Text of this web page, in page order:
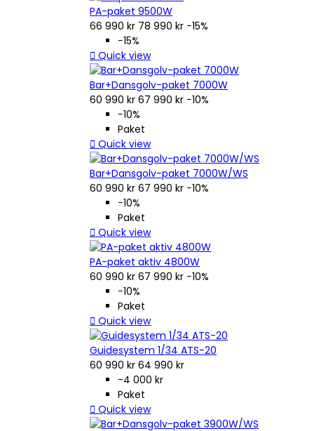
PA-paket 9500W
66 990 kr 78 990 kr −15%
−15%
 Quick view
Bar+Dansgolv-paket 7000W
60 990 kr 67 990 kr −10%
−10%
Paket
 Quick view
Bar+Dansgolv-paket 7000W/WS
60 990 kr 67 990 kr −10%
−10%
Paket
 Quick view
PA-paket aktiv 4800W
60 990 kr 67 990 kr −10%
−10%
Paket
 Quick view
Guidesystem 1/34 ATS-20
60 990 kr 64 990 kr
-4 000 kr
Paket
 Quick view